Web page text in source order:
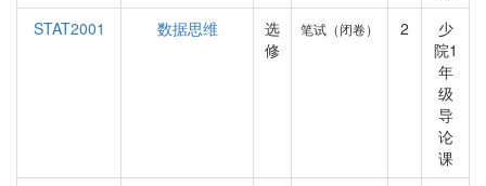
STAT2001
数据思维
选
修
笔试（闭卷） 2
少
院1
年
级
导
论
课